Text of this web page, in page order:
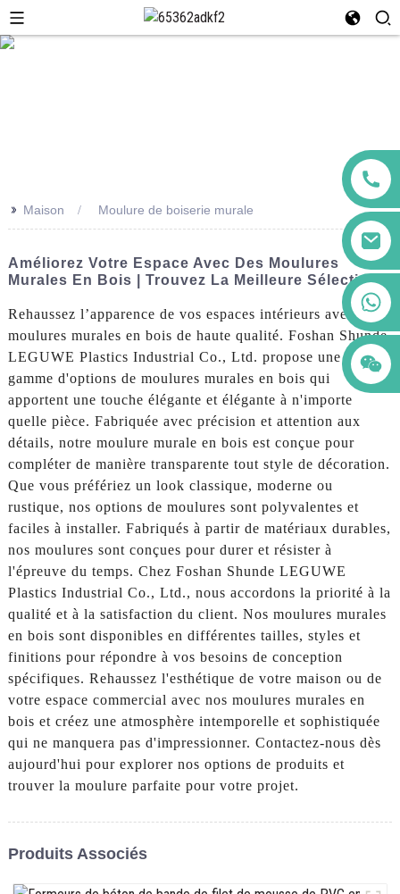
>> Maison Moulure de boiserie murale
Améliorez Votre Espace Avec Des Moulures
Murales En Bois | Trouvez La Meilleure Sélection
Rehaussez l’apparence de vos espaces intérieurs avec nos
moulures murales en bois de haute qualité. Foshan Shunde
LEGUWE Plastics Industrial Co., Ltd. propose une large
gamme d'options de moulures murales en bois qui
apportent une touche élégante et élégante à n'importe
quelle pièce. Fabriquée avec précision et attention aux
détails, notre moulure murale en bois est conçue pour
compléter de manière transparente tout style de décoration.
Que vous préfériez un look classique, moderne ou
rustique, nos options de moulures sont polyvalentes et
faciles à installer. Fabriqués à partir de matériaux durables,
nos moulures sont conçues pour durer et résister à
l'épreuve du temps. Chez Foshan Shunde LEGUWE
Plastics Industrial Co., Ltd., nous accordons la priorité à la
qualité et à la satisfaction du client. Nos moulures murales
en bois sont disponibles en différentes tailles, styles et
finitions pour répondre à vos besoins de conception
spécifiques. Rehaussez l'esthétique de votre maison ou de
votre espace commercial avec nos moulures murales en
bois et créez une atmosphère intemporelle et sophistiquée
qui ne manquera pas d'impressionner. Contactez-nous dès
aujourd'hui pour explorer nos options de produits et
trouver la moulure parfaite pour votre projet.
Produits Associés